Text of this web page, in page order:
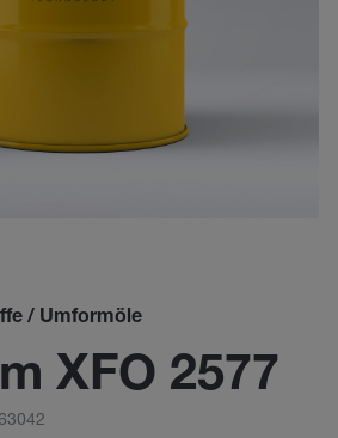
/ Umformöle
XFO 2577